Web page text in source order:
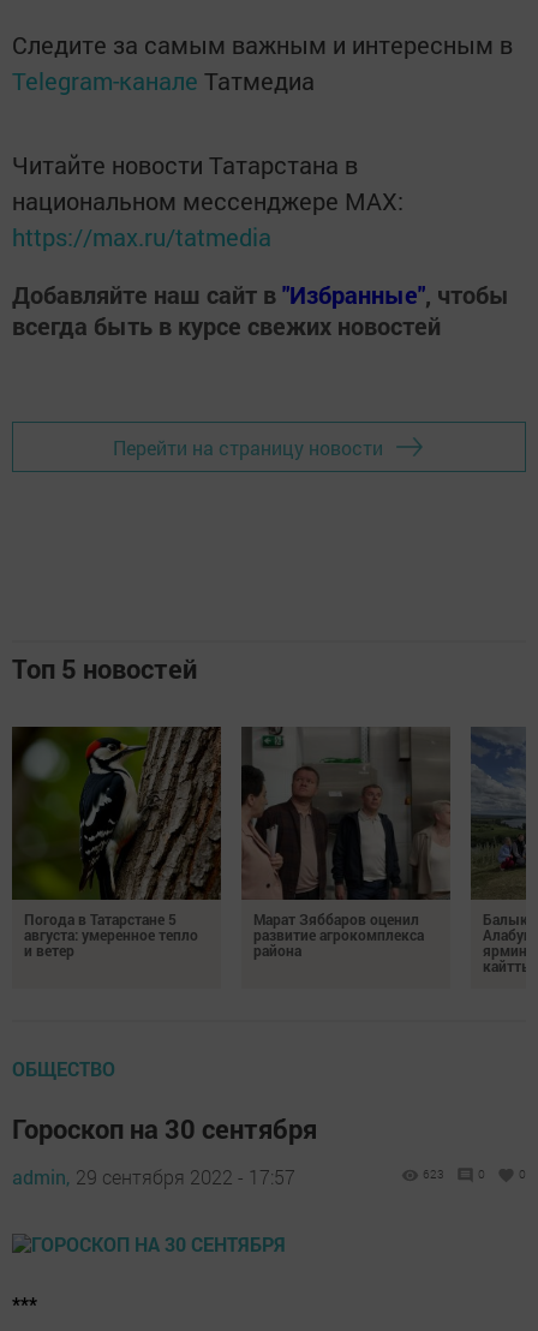
Следите за самым важным и интересным в
Telegram-канале Татмедиа
Читайте новости Татарстана в
национальном мессенджере MАХ:
https://max.ru/tatmedia
Добавляйте наш сайт в"Избранные", чтобы
всегда быть в курсе свежих новостей
Перейти на страницу новости
Топ 5 новостей
Погода в Татарстане 5
августа: умеренное тепло
и ветер
Марат Зяббаров оценил
развитие агрокомплекса
района
ОБЩЕСТВО
Гороскоп на 30 сентября
admin, 29 сентября 2022 - 17:57 623 0 0
***